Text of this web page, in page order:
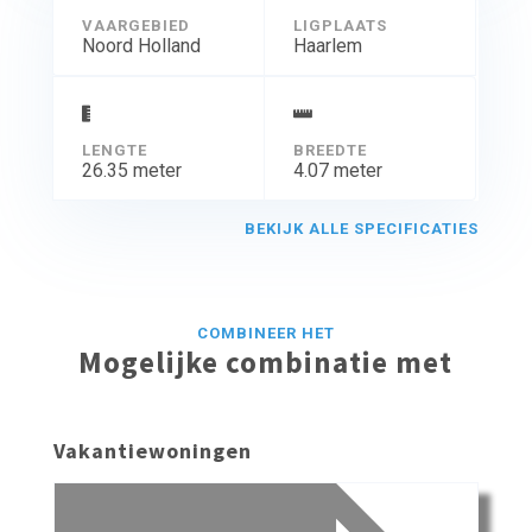
VAARGEBIED
Noord Holland
LIGPLAATS
Haarlem
LENGTE
26.35 meter
BREEDTE
4.07 meter
BEKIJK ALLE SPECIFICATIES
COMBINEER HET
Mogelijke combinatie met
Vakantiewoningen